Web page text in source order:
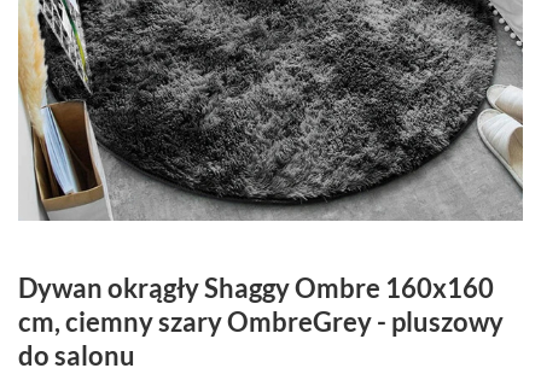
Dywan okrągły Shaggy Ombre 160x160
cm, ciemny szary OmbreGrey - pluszowy
do salonu